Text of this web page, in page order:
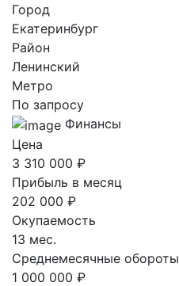
Город
Екатеринбург
Район
Ленинский
Метро
По запросу
Финансы
Цена
3 310 000 ₽
Прибыль в месяц
202 000 ₽
Окупаемость
13 мес.
Среднемесячные обороты
1 000 000 ₽